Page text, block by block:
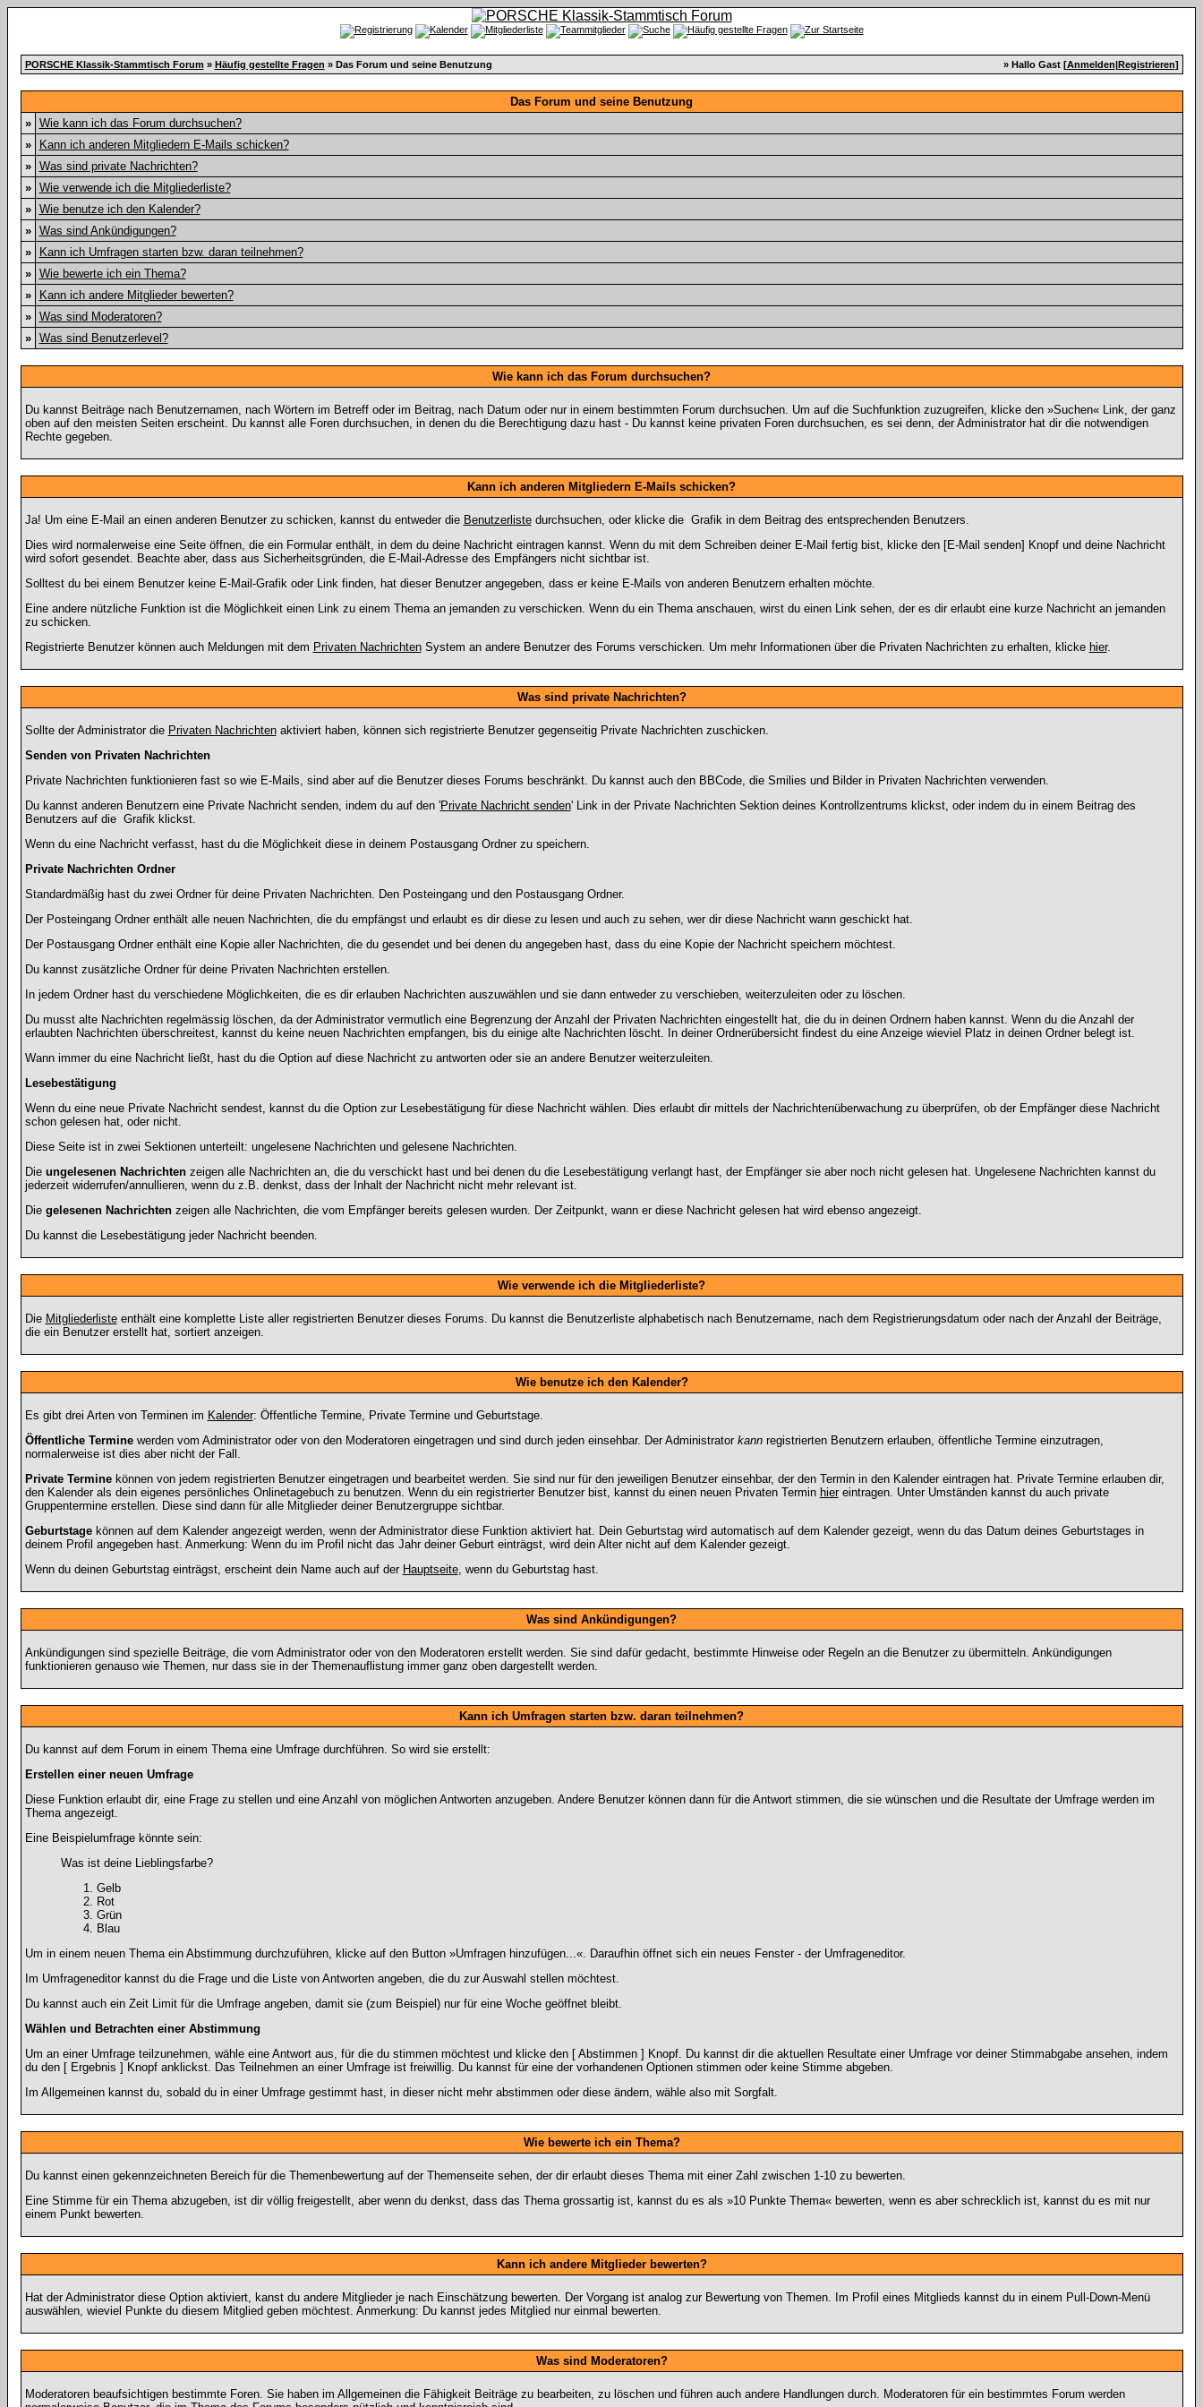
PORSCHE Klassik-Stammtisch Forum » Häufig gestellte Fragen » Das Forum und seine Benutzung » Hallo Gast [Anmelden|Registrieren]
Das Forum und seine Benutzung
»
Wie kann ich das Forum durchsuchen?
»
Kann ich anderen Mitgliedern E-Mails schicken?
»
Was sind private Nachrichten?
»
Wie verwende ich die Mitgliederliste?
»
Wie benutze ich den Kalender?
»
Was sind Ankündigungen?
»
Kann ich Umfragen starten bzw. daran teilnehmen?
»
Wie bewerte ich ein Thema?
»
Kann ich andere Mitglieder bewerten?
»
Was sind Moderatoren?
»
Was sind Benutzerlevel?
Wie kann ich das Forum durchsuchen?
Du kannst Beiträge nach Benutzernamen, nach Wörtern im Betreff oder im Beitrag, nach Datum oder nur in einem bestimmten Forum durchsuchen. Um auf die Suchfunktion zuzugreifen, klicke den »Suchen« Link, der ganz
oben auf den meisten Seiten erscheint. Du kannst alle Foren durchsuchen, in denen du die Berechtigung dazu hast - Du kannst keine privaten Foren durchsuchen, es sei denn, der Administrator hat dir die notwendigen
Rechte gegeben.
Kann ich anderen Mitgliedern E-Mails schicken?
Ja! Um eine E-Mail an einen anderen Benutzer zu schicken, kannst du entweder die Benutzerlistedurchsuchen, oder klicke die Grafik in dem Beitrag des entsprechenden Benutzers.
Dies wird normalerweise eine Seite öffnen, die ein Formular enthält, in dem du deine Nachricht eintragen kannst. Wenn du mit dem Schreiben deiner E-Mail fertig bist, klicke den [E-Mail senden] Knopf und deine Nachricht
wird sofort gesendet. Beachte aber, dass aus Sicherheitsgründen, die E-Mail-Adresse des Empfängers nicht sichtbar ist.
Solltest du bei einem Benutzer keine E-Mail-Grafik oder Link finden, hat dieser Benutzer angegeben, dass er keine E-Mails von anderen Benutzern erhalten möchte.
Eine andere nützliche Funktion ist die Möglichkeit einen Link zu einem Thema an jemanden zu verschicken. Wenn du ein Thema anschauen, wirst du einen Link sehen, der es dir erlaubt eine kurze Nachricht an jemanden
zu schicken.
Registrierte Benutzer können auch Meldungen mit dem Privaten NachrichtenSystem an andere Benutzer des Forums verschicken. Um mehr Informationen über die Privaten Nachrichten zu erhalten, klicke hier.
Was sind private Nachrichten?
Sollte der Administrator die Privaten Nachrichtenaktiviert haben, können sich registrierte Benutzer gegenseitig Private Nachrichten zuschicken.
Senden von Privaten Nachrichten
Private Nachrichten funktionieren fast so wie E-Mails, sind aber auf die Benutzer dieses Forums beschränkt. Du kannst auch den BBCode, die Smilies und Bilder in Privaten Nachrichten verwenden.
Du kannst anderen Benutzern eine Private Nachricht senden, indem du auf den 'Private Nachricht senden' Link in der Private Nachrichten Sektion deines Kontrollzentrums klickst, oder indem du in einem Beitrag des
Benutzers auf die Grafik klickst.
Wenn du eine Nachricht verfasst, hast du die Möglichkeit diese in deinem Postausgang Ordner zu speichern.
Private Nachrichten Ordner
Standardmäßig hast du zwei Ordner für deine Privaten Nachrichten. Den Posteingang und den Postausgang Ordner.
Der Posteingang Ordner enthält alle neuen Nachrichten, die du empfängst und erlaubt es dir diese zu lesen und auch zu sehen, wer dir diese Nachricht wann geschickt hat.
Der Postausgang Ordner enthält eine Kopie aller Nachrichten, die du gesendet und bei denen du angegeben hast, dass du eine Kopie der Nachricht speichern möchtest.
Du kannst zusätzliche Ordner für deine Privaten Nachrichten erstellen.
In jedem Ordner hast du verschiedene Möglichkeiten, die es dir erlauben Nachrichten auszuwählen und sie dann entweder zu verschieben, weiterzuleiten oder zu löschen.
Du musst alte Nachrichten regelmässig löschen, da der Administrator vermutlich eine Begrenzung der Anzahl der Privaten Nachrichten eingestellt hat, die du in deinen Ordnern haben kannst. Wenn du die Anzahl der
erlaubten Nachrichten überschreitest, kannst du keine neuen Nachrichten empfangen, bis du einige alte Nachrichten löscht. In deiner Ordnerübersicht findest du eine Anzeige wieviel Platz in deinen Ordner belegt ist.
Wann immer du eine Nachricht ließt, hast du die Option auf diese Nachricht zu antworten oder sie an andere Benutzer weiterzuleiten.
Lesebestätigung
Wenn du eine neue Private Nachricht sendest, kannst du die Option zur Lesebestätigung für diese Nachricht wählen. Dies erlaubt dir mittels der Nachrichtenüberwachung zu überprüfen, ob der Empfänger diese Nachricht
schon gelesen hat, oder nicht.
Diese Seite ist in zwei Sektionen unterteilt: ungelesene Nachrichten und gelesene Nachrichten.
Die ungelesenen Nachrichtenzeigen alle Nachrichten an, die du verschickt hast und bei denen du die Lesebestätigung verlangt hast, der Empfänger sie aber noch nicht gelesen hat. Ungelesene Nachrichten kannst du
jederzeit widerrufen/annullieren, wenn du z.B. denkst, dass der Inhalt der Nachricht nicht mehr relevant ist.
Die gelesenen Nachrichtenzeigen alle Nachrichten, die vom Empfänger bereits gelesen wurden. Der Zeitpunkt, wann er diese Nachricht gelesen hat wird ebenso angezeigt.
Du kannst die Lesebestätigung jeder Nachricht beenden.
Wie verwende ich die Mitgliederliste?
Die Mitgliederlisteenthält eine komplette Liste aller registrierten Benutzer dieses Forums. Du kannst die Benutzerliste alphabetisch nach Benutzername, nach dem Registrierungsdatum oder nach der Anzahl der Beiträge,
die ein Benutzer erstellt hat, sortiert anzeigen.
Wie benutze ich den Kalender?
Es gibt drei Arten von Terminen im Kalender: Öffentliche Termine, Private Termine und Geburtstage.
Öffentliche Terminewerden vom Administrator oder von den Moderatoren eingetragen und sind durch jeden einsehbar. Der Administrator kannregistrierten Benutzern erlauben, öffentliche Termine einzutragen,
normalerweise ist dies aber nicht der Fall.
Private Terminekönnen von jedem registrierten Benutzer eingetragen und bearbeitet werden. Sie sind nur für den jeweiligen Benutzer einsehbar, der den Termin in den Kalender eintragen hat. Private Termine erlauben dir,
den Kalender als dein eigenes persönliches Onlinetagebuch zu benutzen. Wenn du ein registrierter Benutzer bist, kannst du einen neuen Privaten Termin hiereintragen. Unter Umständen kannst du auch private
Gruppentermine erstellen. Diese sind dann für alle Mitglieder deiner Benutzergruppe sichtbar.
Geburtstagekönnen auf dem Kalender angezeigt werden, wenn der Administrator diese Funktion aktiviert hat. Dein Geburtstag wird automatisch auf dem Kalender gezeigt, wenn du das Datum deines Geburtstages in
deinem Profil angegeben hast. Anmerkung: Wenn du im Profil nicht das Jahr deiner Geburt einträgst, wird dein Alter nicht auf dem Kalender gezeigt.
Wenn du deinen Geburtstag einträgst, erscheint dein Name auch auf der Hauptseite, wenn du Geburtstag hast.
Was sind Ankündigungen?
Ankündigungen sind spezielle Beiträge, die vom Administrator oder von den Moderatoren erstellt werden. Sie sind dafür gedacht, bestimmte Hinweise oder Regeln an die Benutzer zu übermitteln. Ankündigungen
funktionieren genauso wie Themen, nur dass sie in der Themenauflistung immer ganz oben dargestellt werden.
Kann ich Umfragen starten bzw. daran teilnehmen?
Du kannst auf dem Forum in einem Thema eine Umfrage durchführen. So wird sie erstellt:
Erstellen einer neuen Umfrage
Diese Funktion erlaubt dir, eine Frage zu stellen und eine Anzahl von möglichen Antworten anzugeben. Andere Benutzer können dann für die Antwort stimmen, die sie wünschen und die Resultate der Umfrage werden im
Thema angezeigt.
Eine Beispielumfrage könnte sein:
Was ist deine Lieblingsfarbe?
Gelb
Rot
Grün
Blau
Um in einem neuen Thema ein Abstimmung durchzuführen, klicke auf den Button »Umfragen hinzufügen...«. Daraufhin öffnet sich ein neues Fenster - der Umfrageneditor.
Im Umfrageneditor kannst du die Frage und die Liste von Antworten angeben, die du zur Auswahl stellen möchtest.
Du kannst auch ein Zeit Limit für die Umfrage angeben, damit sie (zum Beispiel) nur für eine Woche geöffnet bleibt.
Wählen und Betrachten einer Abstimmung
Um an einer Umfrage teilzunehmen, wähle eine Antwort aus, für die du stimmen möchtest und klicke den [ Abstimmen ] Knopf. Du kannst dir die aktuellen Resultate einer Umfrage vor deiner Stimmabgabe ansehen, indem
du den [ Ergebnis ] Knopf anklickst. Das Teilnehmen an einer Umfrage ist freiwillig. Du kannst für eine der vorhandenen Optionen stimmen oder keine Stimme abgeben.
Im Allgemeinen kannst du, sobald du in einer Umfrage gestimmt hast, in dieser nicht mehr abstimmen oder diese ändern, wähle also mit Sorgfalt.
Wie bewerte ich ein Thema?
Du kannst einen gekennzeichneten Bereich für die Themenbewertung auf der Themenseite sehen, der dir erlaubt dieses Thema mit einer Zahl zwischen 1-10 zu bewerten.
Eine Stimme für ein Thema abzugeben, ist dir völlig freigestellt, aber wenn du denkst, dass das Thema grossartig ist, kannst du es als »10 Punkte Thema« bewerten, wenn es aber schrecklich ist, kannst du es mit nur
einem Punkt bewerten.
Kann ich andere Mitglieder bewerten?
Hat der Administrator diese Option aktiviert, kanst du andere Mitglieder je nach Einschätzung bewerten. Der Vorgang ist analog zur Bewertung von Themen. Im Profil eines Mitglieds kannst du in einem Pull-Down-Menü
auswählen, wieviel Punkte du diesem Mitglied geben möchtest. Anmerkung: Du kannst jedes Mitglied nur einmal bewerten.
Was sind Moderatoren?
Moderatoren beaufsichtigen bestimmte Foren. Sie haben im Allgemeinen die Fähigkeit Beiträge zu bearbeiten, zu löschen und führen auch andere Handlungen durch. Moderatoren für ein bestimmtes Forum werden